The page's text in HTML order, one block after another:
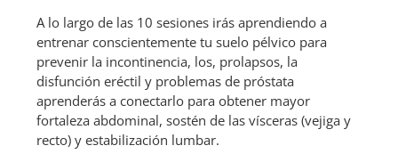
A lo largo de las 10 sesiones irás aprendiendo a
entrenar conscientemente tu suelo pélvico para
prevenir la incontinencia, los, prolapsos, la
disfunción eréctil y problemas de próstata
aprenderás a conectarlo para obtener mayor
fortaleza abdominal, sostén de las vísceras (vejiga y
recto) y estabilización lumbar.